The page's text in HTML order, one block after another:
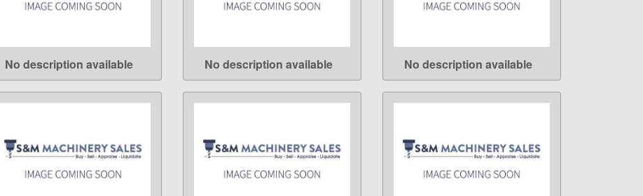
LEARN MORE
No description available LEARN MORE
No description available LEARN MORE
No description available